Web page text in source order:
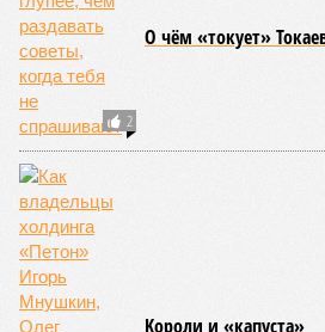
США, а также некоторые районы
Средиземноморья. То есть в зоне
Поднебесная с Индией – не так ли?
«Бронзу» получают извержения
Версия» ужеписала
окончательно проснётся
грозит не только уничтожением
Штатов, но и общепланетарной
возникновения «вулканической
Италии, кстати, тоже не стоит
как и многие другие до поры спящие
районы.